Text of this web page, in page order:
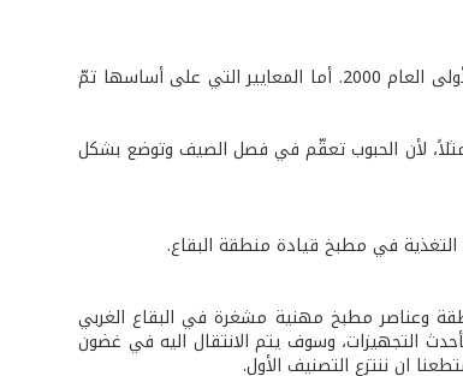
- إنها المرة الثانية التي يحصل فيها مطبخ قيادة المنطقة على هذا التصنيف، إذ كانت المرة الأولى العام 2000. أما المعايير التي على أساسها تمّ
لأن الحبوب تعقّم في فصل الصيف وتوضع بشكل
في مطبخ قيادة منطقة البقاع.
وعناصر مطبخ مهنية مشغرة في البقاع الغربي
التجهيزات، وسوف يتم الانتقال اليه في غضون
ان ننتزع التصنيف الأول.